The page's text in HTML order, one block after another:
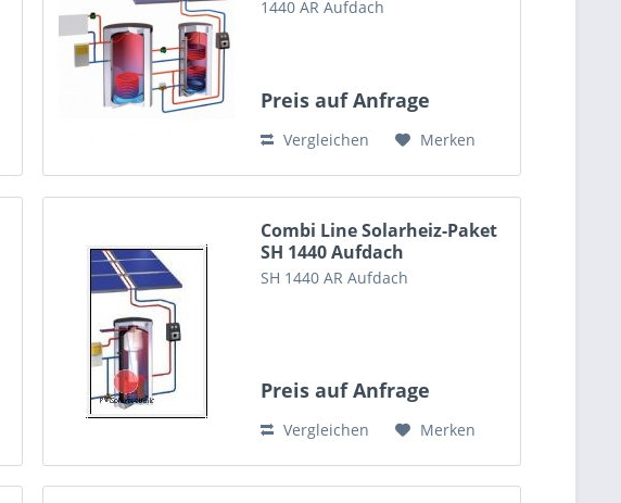
1440 AR Aufdach
Preis auf Anfrage
Vergleichen Merken
Combi Line Solarheiz-Paket
SH 1440 Aufdach
SH 1440 AR Aufdach
Preis auf Anfrage
Vergleichen Merken